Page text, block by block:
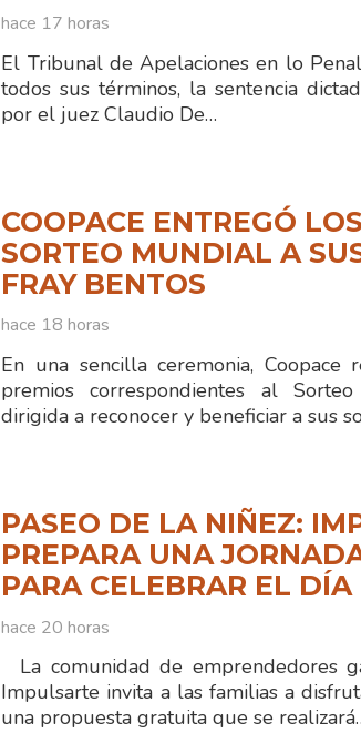
hace 17 horas
El Tribunal de Apelaciones en lo
todos sus términos, la sentencia
por el juez Claudio De…
COOPACE ENTREGÓ
SORTEO MUNDIAL A
FRAY BENTOS
hace 18 horas
En una sencilla ceremonia,
premios correspondientes al
dirigida a reconocer y beneficiar a sus
PASEO DE LA NIÑEZ:
PREPARA UNA
PARA CELEBRAR EL
hace 20 horas
La comunidad de emprendedores
Impulsarte invita a las familias a
una propuesta gratuita que se